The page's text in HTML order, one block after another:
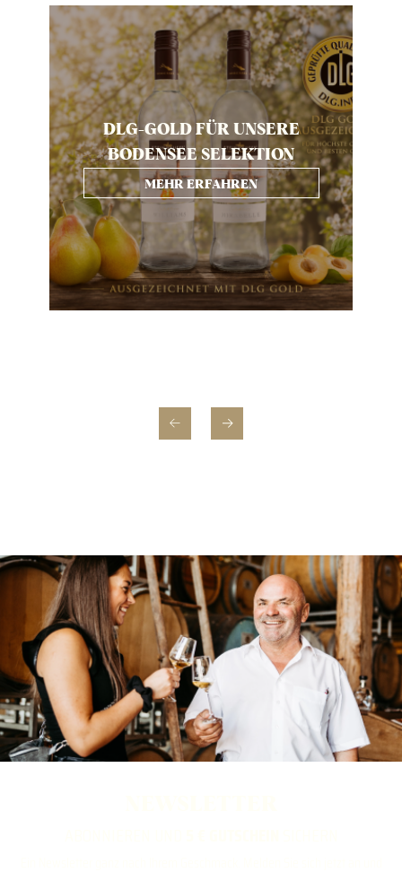
DLG-GOLD FÜR UNSERE
BODENSEE SELEKTION
MEHR ERFAHREN